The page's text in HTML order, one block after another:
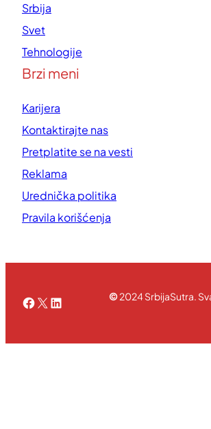
Srbija
Svet
Tehnologije
Brzi meni
Karijera
Kontaktirajte nas
Pretplatite se na vesti
Reklama
Urednička politika
Pravila korišćenja
Facebook
X LinkedIn©2024 SrbijaSutra.